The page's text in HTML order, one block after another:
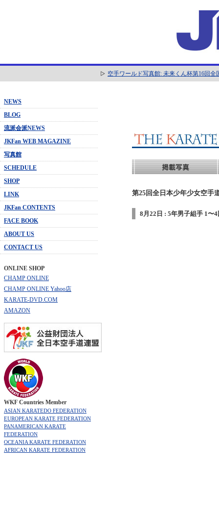
空手ワールド写真館: 未来くん杯第16回
NEWS
BLOG
流派会派NEWS
JKFan WEB MAGAZINE
写真館
SCHEDULE
SHOP
LINK
JKFan CONTENTS
FACE BOOK
ABOUT US
CONTACT US
ONLINE SHOP
CHAMP ONLINE
CHAMP ONLINE Yahoo店
KARATE-DVD.COM
AMAZON
WKF Countries Member
ASIAN KARATEDO FEDERATION
EUROPEAN KARATE FEDERATION
PANAMERICAN KARATE
FEDERATION
OCEANIA KARATE FEDERATION
AFRICAN KARATE FEDERATION
第25回全日本少年少女空手
8月22日 : 5年男子組手 1〜